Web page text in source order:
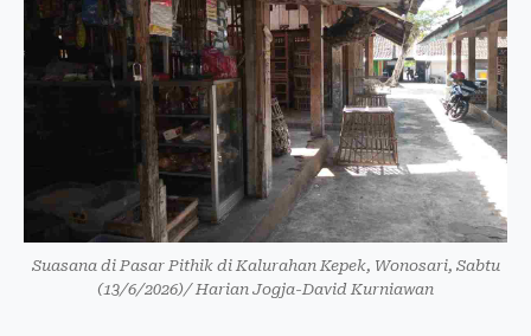
Suasana di Pasar Pithik di Kalurahan Kepek, Wonosari, Sabtu
(13/6/2026)/ Harian Jogja-David Kurniawan